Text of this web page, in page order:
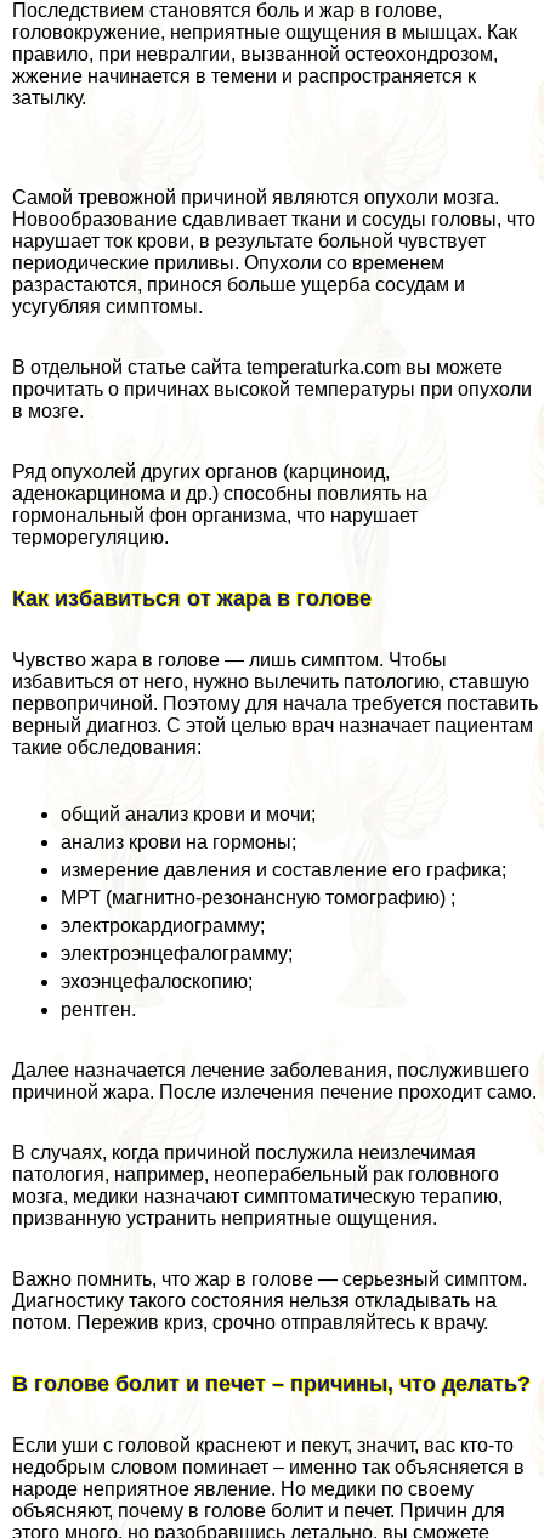
Последствием становятся боль и жар в голове,
головокружение, неприятные ощущения в мышцах. Как
правило, при невралгии, вызванной остеохондрозом,
жжение начинается в темени и распространяется к
затылку.
Самой тревожной причиной являются опухоли мозга.
Новообразование сдавливает ткани и сосуды головы, что
нарушает ток крови, в результате больной чувствует
периодические приливы. Опухоли со временем
разрастаются, принося больше ущерба сосудам и
усугубляя симптомы.
В отдельной статье сайта temperaturka.com вы можете
прочитать о причинах высокой температуры при опухоли
в мозге.
Ряд опухолей других органов (карциноид,
аденокарцинома и др.) способны повлиять на
гормональный фон организма, что нарушает
терморегуляцию.
Как избавиться от жара в голове
Чувство жара в голове — лишь симптом. Чтобы
избавиться от него, нужно вылечить патологию, ставшую
первопричиной. Поэтому для начала требуется поставить
верный диагноз. С этой целью врач назначает пациентам
такие обследования:
общий анализ крови и мочи;
анализ крови на гормоны;
измерение давления и составление его графика;
МРТ (магнитно-резонансную томографию) ;
электрокардиограмму;
электроэнцефалограмму;
эхоэнцефалоскопию;
рентген.
Далее назначается лечение заболевания, послужившего
причиной жара. После излечения печение проходит само.
В случаях, когда причиной послужила неизлечимая
патология, например, неоперабельный paк головного
мозга, медики назначают симптоматическую терапию,
призванную устранить неприятные ощущения.
Важно помнить, что жар в голове — серьезный симптом.
Диагностику такого состояния нельзя откладывать на
потом. Пережив криз, срочно отправляйтесь к врачу.
В голове болит и печет – причины, что делать?
Если уши с головой краснеют и пекут, значит, вас кто-то
недобрым словом поминает – именно так объясняется в
народе неприятное явление. Но медики по своему
объясняют, почему в голове болит и печет. Причин для
этого много, но разобравшись детально, вы сможете